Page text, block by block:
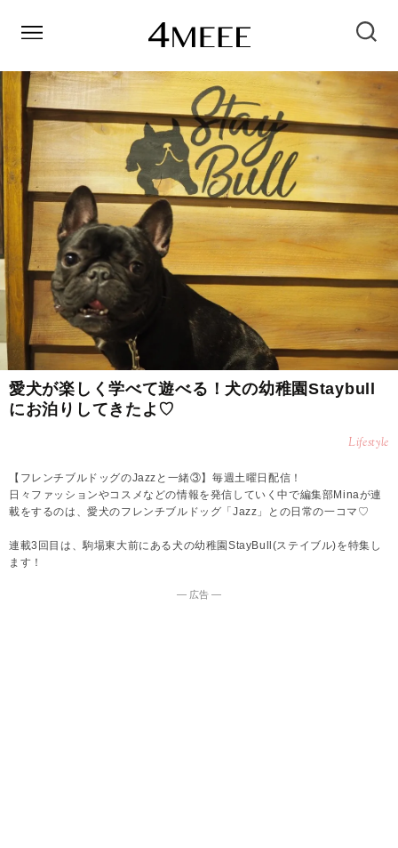
愛犬が楽しく学べて遊べる！犬の幼稚園Staybull
にお泊りしてきたよ♡
Lifestyle
【フレンチブルドッグのJazzと一緒③】毎週土曜日配信！
日々ファッションやコスメなどの情報を発信していく中で編集部Minaが連
載をするのは、愛犬のフレンチブルドッグ「Jazz」との日常の一コマ♡
連載3回目は、駒場東大前にある犬の幼稚園StayBull(ステイブル)を特集し
ます！
― 広告 ―